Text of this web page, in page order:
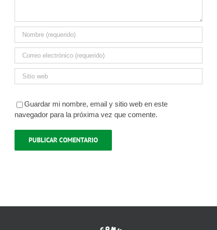
Guardar mi nombre, email y sitio web en este
navegador para la próxima vez que comente.